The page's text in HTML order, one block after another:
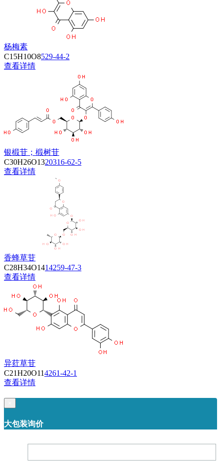
杨梅素
C15H10O8529-44-2
查看详情
银椴苷；椴树苷
C30H26O1320316-62-5
查看详情
香蜂草苷
C28H34O1414259-47-3
查看详情
异荭草苷
C21H20O114261-42-1
查看详情
大包装询价